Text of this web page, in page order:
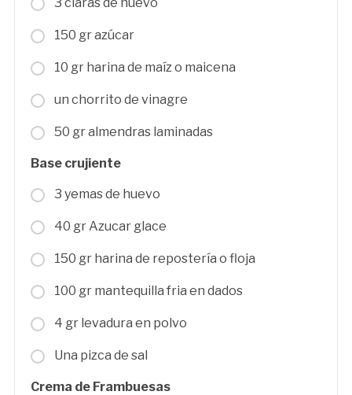
150 gr azúcar
10 gr harina de maíz o maicena
un chorrito de vinagre
50 gr almendras laminadas
Base crujiente
3 yemas de huevo
40 gr Azucar glace
150 gr harina de repostería o floja
100 gr mantequilla fria en dados
4 gr levadura en polvo
Una pizca de sal
Crema de Frambuesas